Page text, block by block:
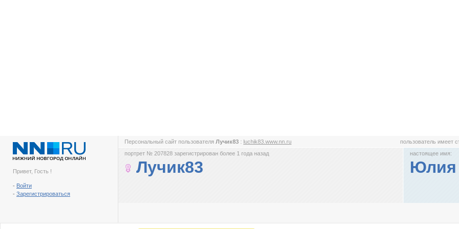
Привет, Гость !
- Войти
- Зарегистрироваться
Персональный сайт пользователя Лучик83 : luchik83.www.nn.ru пользователь имеет
портрет № 207828 зарегистрирован более 1 года назад
Лучик83
настоящее имя:
Юлия